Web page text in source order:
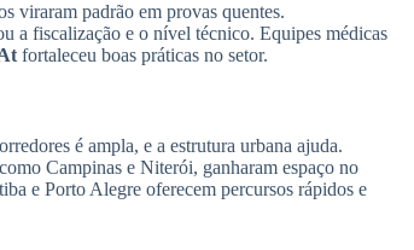
viraram padrão em provas quentes.
a fiscalização e o nível técnico. Equipes médicas
fortaleceu boas práticas no setor.
é ampla, e a estrutura urbana ajuda.
Campinas e Niterói, ganharam espaço no
e Porto Alegre oferecem percursos rápidos e